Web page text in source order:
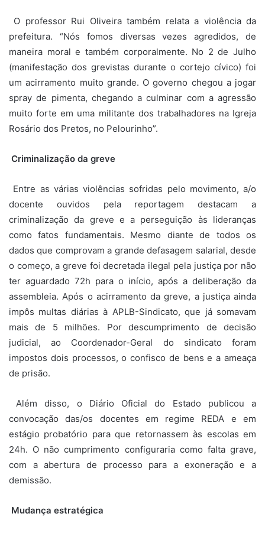
O professor Rui Oliveira também relata a violência da
prefeitura. “Nós fomos diversas vezes agredidos, de
maneira moral e também corporalmente. No 2 de Julho
(manifestação dos grevistas durante o cortejo cívico) foi
um acirramento muito grande. O governo chegou a jogar
spray de pimenta, chegando a culminar com a agressão
muito forte em uma militante dos trabalhadores na Igreja
Rosário dos Pretos, no Pelourinho”.
Criminalização da greve
Entre as várias violências sofridas pelo movimento, a/o
docente ouvidos pela reportagem destacam a
criminalização da greve e a perseguição às lideranças
como fatos fundamentais. Mesmo diante de todos os
dados que comprovam a grande defasagem salarial, desde
o começo, a greve foi decretada ilegal pela justiça por não
ter aguardado 72h para o início, após a deliberação da
assembleia. Após o acirramento da greve, a justiça ainda
impôs multas diárias à APLB-Sindicato, que já somavam
mais de 5 milhões. Por descumprimento de decisão
judicial, ao Coordenador-Geral do sindicato foram
impostos dois processos, o confisco de bens e a ameaça
de prisão.
Além disso, o Diário Oficial do Estado publicou a
convocação das/os docentes em regime REDA e em
estágio probatório para que retornassem às escolas em
24h. O não cumprimento configuraria como falta grave,
com a abertura de processo para a exoneração e a
demissão.
Mudança estratégica